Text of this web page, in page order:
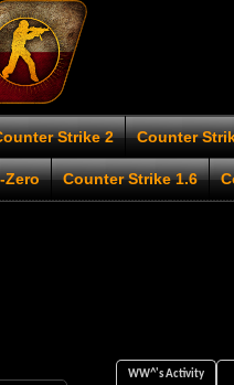
Strike 2 Counter
Zero Counter Strike 1.6
WW^'s Activity